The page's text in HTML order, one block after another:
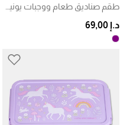
د.إ 69,00